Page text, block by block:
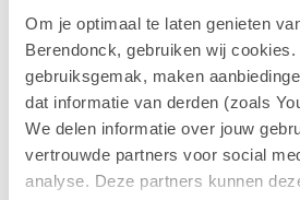
Om je optimaal te laten genieten
Berendonck, gebruiken wij
gebruiksgemak, maken
dat informatie van derden (zoals
We delen informatie over jouw
vertrouwde partners voor social
analyse. Deze partners kunnen